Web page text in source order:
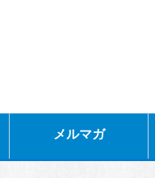
メルマガ